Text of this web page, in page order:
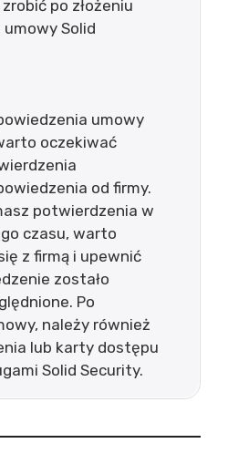
po złożeniu
Solid
umowy
oczekiwać
od firmy.
potwierdzenia w
czasu, warto
z firmą i upewnić
zostało
Po
należy również
lub karty dostępu
Solid Security.